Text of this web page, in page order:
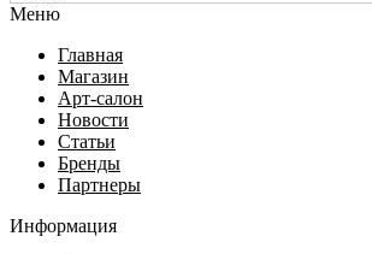
Меню
Главная
Магазин
Арт-салон
Новости
Статьи
Бренды
Партнеры
Информация